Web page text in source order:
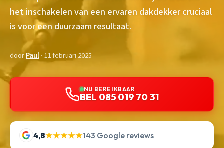
het inschakelen van een ervaren dakdekker cruciaal
is voor een duurzaam resultaat.
doorPaul· 11 februari 2025
NU BEREIKBAAR
BEL 085 019 70 31
4,8★★★★★143 Google reviews